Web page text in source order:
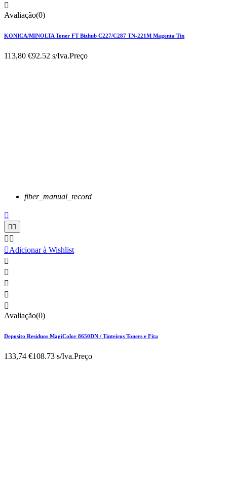

Avaliação(0)
KONICA/MINOLTA Toner FT Bizhub C227/C287 TN-221M Magenta Tin
113,80 €92.52 s/Iva.Preço
fiber_manual_record

 
 
Adicionar à Wishlist





Avaliação(0)
Deposito Residuos MagiColor 8650DN / Tinteiros Toners e Fita
133,74 €108.73 s/Iva.Preço